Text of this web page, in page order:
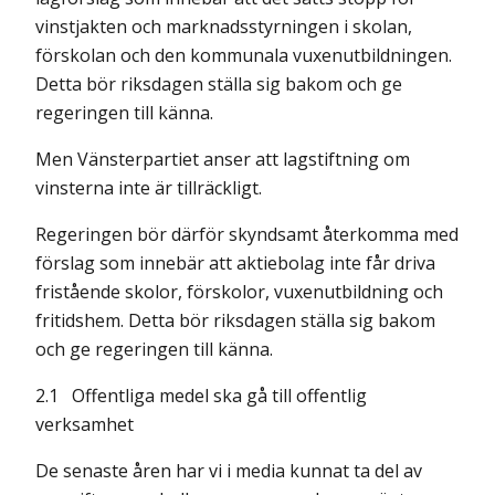
vinstjakten och marknadsstyrningen i skolan,
förskolan och den kommunala vuxen­utbildningen.
Detta bör riksdagen ställa sig bakom och ge
regeringen till känna.
Men Vänsterpartiet anser att lagstiftning om
vinsterna inte är tillräckligt.
Regeringen bör därför skyndsamt återkomma med
förslag som innebär att aktiebolag inte får driva
fristående skolor, förskolor, vuxenutbildning och
fritidshem. Detta bör riksdagen ställa sig bakom
och ge regeringen till känna.
2.1 Offentliga medel ska gå till offentlig
verksamhet
De senaste åren har vi i media kunnat ta del av